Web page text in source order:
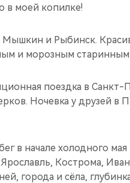
в моей копилке!
Мышкин и Рыбинск.
и морозным старинным
поездка в
Ночевка у друзей в
в начале холодного
Ярославль, Кострома,
города и сёла,